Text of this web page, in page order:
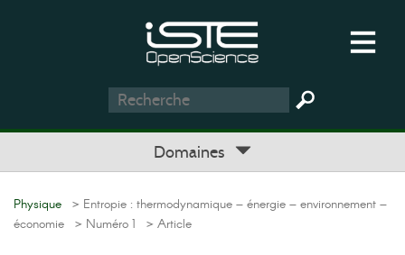
Domaines
Physique > Entropie : thermodynamique – énergie – environnement –
économie > Numéro 1 > Article